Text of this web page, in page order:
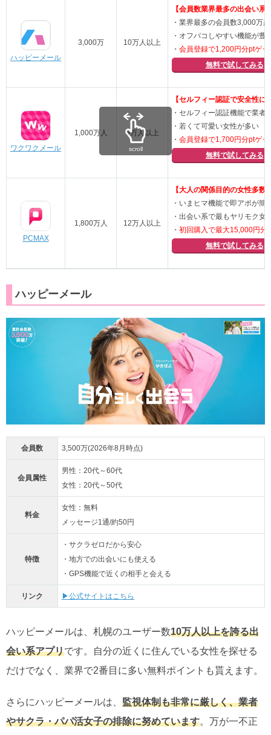
ハッピーメール
3,000万 10万人以上
【会員数業界最多の出会い系
・業界最多の会員数3,000万
・オフパコしやすい機能が豊
・ 会員登録で1,200円分ptゲッ
無料で試してみる
ワクワクメール
1,000万人 5万人以上
【セルフィー認証で安全性に
・セルフィー認証機能で業者
・若くて可愛い女性が多い
・ 会員登録で1,700円分ptゲッ
無料で試してみる
PCMAX
1,800万人 12万人以上
【大人の関係目的の女性多数
・いまヒマ機能で即アポが簡
・出会い系で最もヤリモク女
・ 初回購入で最大15,000円分
無料で試してみる
scroll
ハッピーメール
会員数 3,500万(2026年8月時点)
会員属性
男性：20代～60代
女性：20代～50代
料金
女性：無料
メッセージ1通/約50円
特徴
・サクラゼロだから安心
・地方での出会いにも使える
・GPS機能で近くの相手と会える
リンク ▶公式サイトはこちら
ハッピーメールは、札幌のユーザー数10万人以上を誇る出
会い系アプリです。自分の近くに住んでいる女性を探せる
だけでなく、業界で2番目に多い無料ポイントも貰えます。
さらにハッピーメールは、 監視体制も非常に厳しく、業者
やサクラ・パパ活女子の排除に努めています。万が一不正